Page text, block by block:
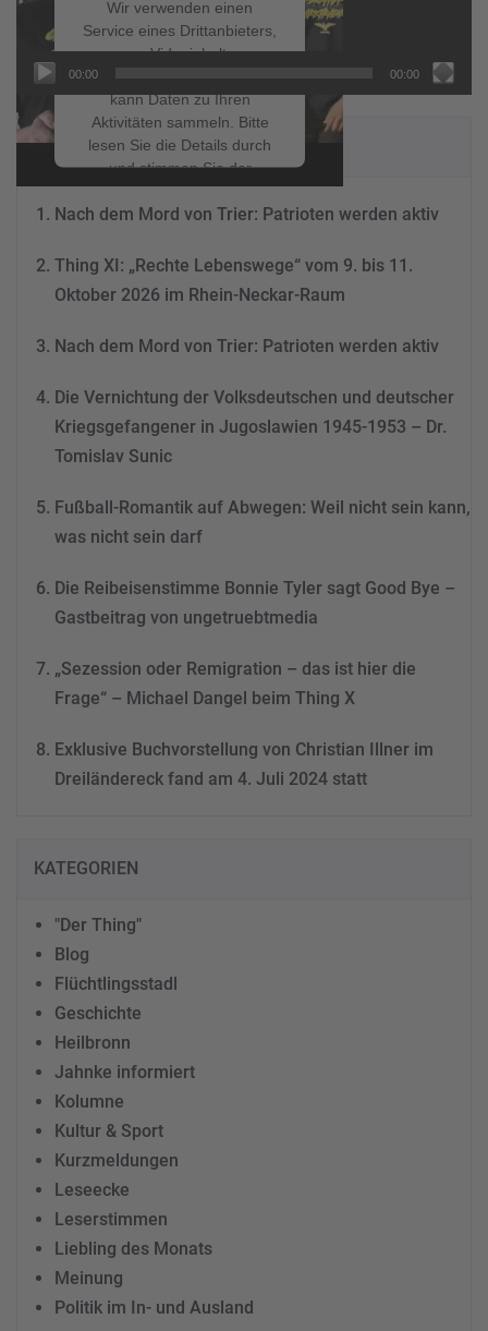
Wir verwenden einen
Service eines Drittanbieters,
um Videoinhalte
einzubetten. Dieser Service
kann Daten zu Ihren
Aktivitäten sammeln. Bitte
lesen Sie die Details durch
und stimmen Sie der
Nutzung des Service zu, um
dieses Video anzusehen.
Mehr Informationen
Consent Management
&
00:00 00:00
NEUESTE BEITRÄGE
Nach dem Mord von Trier: Patrioten werden aktiv
Thing XI: „Rechte Lebenswege“ vom 9. bis 11.
Oktober 2026 im Rhein-Neckar-Raum
Nach dem Mord von Trier: Patrioten werden aktiv
Die Vernichtung der Volksdeutschen und deutscher
Kriegsgefangener in Jugoslawien 1945-1953 – Dr.
Tomislav Sunic
Fußball-Romantik auf Abwegen: Weil nicht sein kann,
was nicht sein darf
Die Reibeisenstimme Bonnie Tyler sagt Good Bye –
Gastbeitrag von ungetruebtmedia
„Sezession oder Remigration – das ist hier die
Frage“ – Michael Dangel beim Thing X
Exklusive Buchvorstellung von Christian Illner im
Dreiländereck fand am 4. Juli 2024 statt
KATEGORIEN
"Der Thing"
Blog
Flüchtlingsstadl
Geschichte
Heilbronn
Jahnke informiert
Kolumne
Kultur & Sport
Kurzmeldungen
Leseecke
Leserstimmen
Liebling des Monats
Meinung
Politik im In- und Ausland